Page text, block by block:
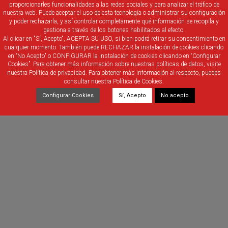
gracias a este sistema. Esta información, tanto del propio afiliado
con la posibilidad de consultar cada jornada de Liga en
tras la llegada del COVID-19nos ha hecho darnos de bruces
web, el fútbol de Castilla y León desea acercarse aún más a
con la integridad y con la transparencia quieren verse
proporcionarles funcionalidades a las redes sociales y para analizar el tráfico de
nuestra web. Puede aceptar el uso de esta tecnología o administrar su configuración
y poder rechazarla, y así controlar completamente qué información se recopila y
gestiona a través de los botones habilitados al efecto.
Al clicar en "Sí, Acepto", ACEPTA SU USO, si bien podrá retirar su consentimiento en
cualquier momento. También puede RECHAZAR la instalación de cookies clicando
en “No Acepto" o CONFIGURAR la instalación de cookies clicando en “Configurar
Cookies”. Para obtener más información sobre nuestras políticas de datos, visite
nuestra Política de privacidad. Para obtener más información al respecto, puedes
consultar nuestra Política de Cookies.
Configurar Cookies Sí, Acepto No acepto